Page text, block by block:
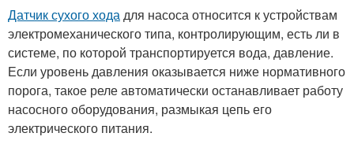
Датчик сухого хода для насоса относится к устройствам
электромеханического типа, контролирующим, есть ли в
системе, по которой транспортируется вода, давление.
Если уровень давления оказывается ниже нормативного
порога, такое реле автоматически останавливает работу
насосного оборудования, размыкая цепь его
электрического питания.